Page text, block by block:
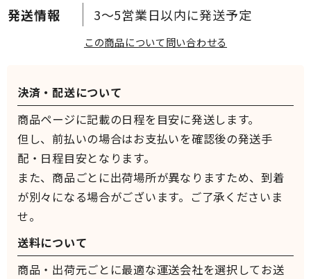
3～5営業日以内に発送予定
この商品について問い合わせる
決済・配送について
商品ページに記載の日程を目安に発送します。
但し、前払いの場合はお支払いを確認後の発送手
配・日程目安となります。
また、商品ごとに出荷場所が異なりますため、到着
が別々になる場合がございます。ご了承くださいま
せ。
送料について
商品・出荷元ごとに最適な運送会社を選択してお送